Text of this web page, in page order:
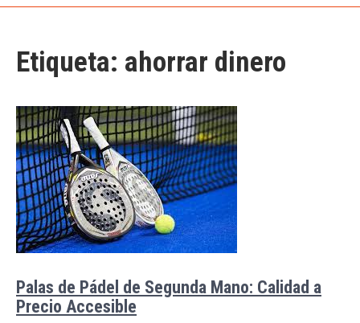
Etiqueta: ahorrar dinero
Palas de Pádel de Segunda Mano: Calidad a
Precio Accesible